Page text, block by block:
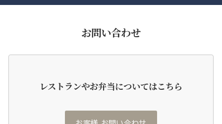
お問い合わせ
レストランやお弁当についてはこちら